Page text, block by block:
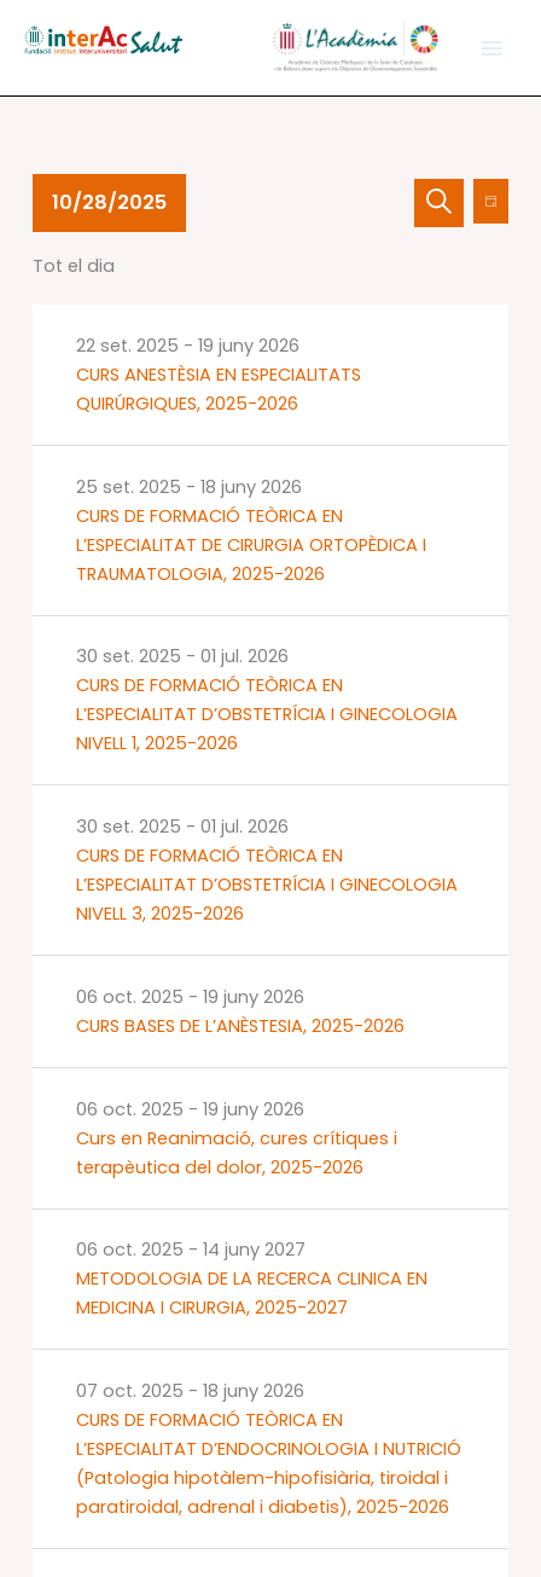
Esdeveniments
oct.
Navegació
visualCercade
Dia
10/28/2025
una
Tot el dia
CURS ANESTÈSIA EN ESPECIALITATS
QUIRÚRGIQUES, 2025-2026
22 set. 2025 - 19 juny 2026
CURS DE FORMACIÓ TEÒRICA EN
L’ESPECIALITAT DE CIRURGIA ORTOPÈDICA I
TRAUMATOLOGIA, 2025-2026
25 set. 2025 - 18 juny 2026
CURS DE FORMACIÓ TEÒRICA EN
L’ESPECIALITAT D’OBSTETRÍCIA I GINECOLOGIA
NIVELL 1, 2025-2026
30 set. 2025 - 01 jul. 2026
CURS DE FORMACIÓ TEÒRICA EN
L’ESPECIALITAT D’OBSTETRÍCIA I GINECOLOGIA
NIVELL 3, 2025-2026
30 set. 2025 - 01 jul. 2026
CURS BASES DE L’ANÈSTESIA, 2025-2026
06 oct. 2025 - 19 juny 2026
Curs en Reanimació, cures crítiques i
terapèutica del dolor, 2025-2026
06 oct. 2025 - 19 juny 2026
METODOLOGIA DE LA RECERCA CLINICA EN
MEDICINA I CIRURGIA, 2025-2027
06 oct. 2025 - 14 juny 2027
CURS DE FORMACIÓ TEÒRICA EN
L’ESPECIALITAT D’ENDOCRINOLOGIA I NUTRICIÓ
(Patologia hipotàlem-hipofisiària, tiroidal i
paratiroidal, adrenal i diabetis), 2025-2026
07 oct. 2025 - 18 juny 2026